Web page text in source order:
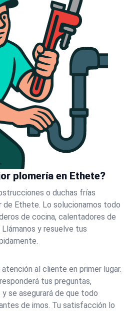
plomería en Ethete?
o duchas frías
de Ethete. Lo solucionamos todo
de cocina, calentadores de
Llámanos y resuelve tus
al cliente en primer lugar.
tus preguntas,
se asegurará de que todo
de irnos. Tu satisfacción lo